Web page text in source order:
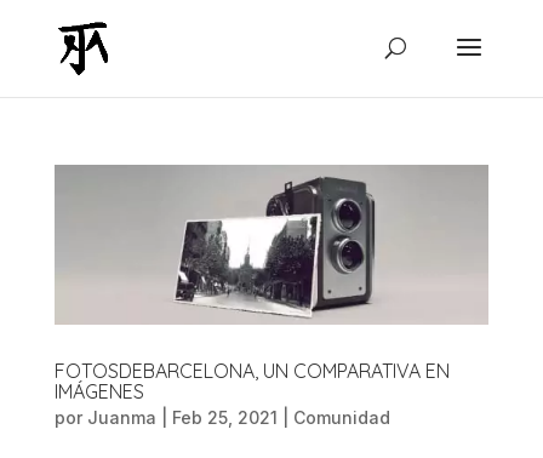
FOTOSDEBARCELONA, UN COMPARATIVA EN
IMÁGENES
por Juanma Feb 25, 2021 Comunidad